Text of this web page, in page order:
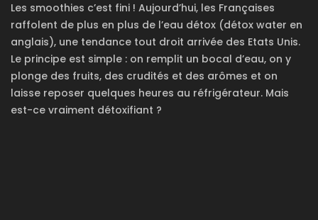
Les smoothies c’est fini ! Aujourd’hui, les Françaises
raffolent de plus en plus de l’eau détox (détox water en
anglais), une tendance tout droit arrivée des Etats Unis.
Le principe est simple : on remplit un bocal d’eau, on y
plonge des fruits, des crudités et des arômes et on
laisse reposer quelques heures au réfrigérateur. Mais
est-ce vraiment détoxifiant ?